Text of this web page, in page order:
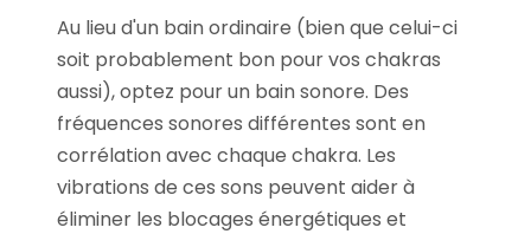
Au lieu d'un bain ordinaire (bien que celui-ci
soit probablement bon pour vos chakras
aussi), optez pour un bain sonore. Des
fréquences sonores différentes sont en
corrélation avec chaque chakra. Les
vibrations de ces sons peuvent aider à
éliminer les blocages énergétiques et